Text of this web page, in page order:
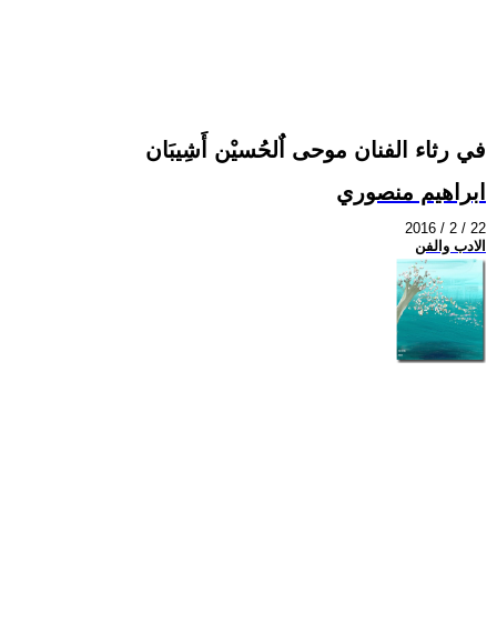
في رثاء الفنان موحى اٌلحُسيْن أَشِيبَان
ابراهيم منصوري
2016 / 2 / 22
الادب والفن